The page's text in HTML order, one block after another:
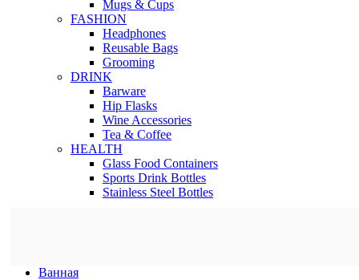
Mugs & Cups
FASHION
Headphones
Reusable Bags
Grooming
DRINK
Barware
Hip Flasks
Wine Accessories
Tea & Coffee
HEALTH
Glass Food Containers
Sports Drink Bottles
Stainless Steel Bottles
Ванная